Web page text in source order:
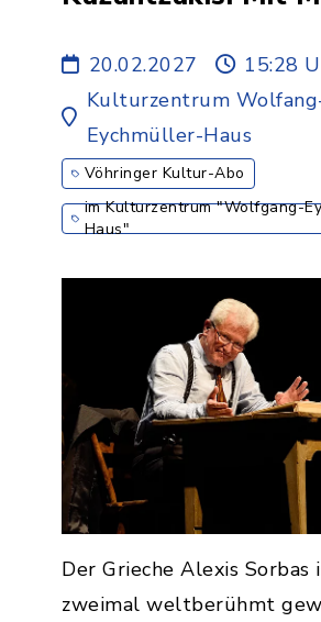
Laskarina - 5.ABO
20.02.2027
15:28
Kulturzentrum
Eychmüller-Haus
Vöhringer Kultur-Abo
im Kulturzentrum "Wolfgang-
Haus"
Der Grieche Alexis Sorbas
zweimal weltberühmt